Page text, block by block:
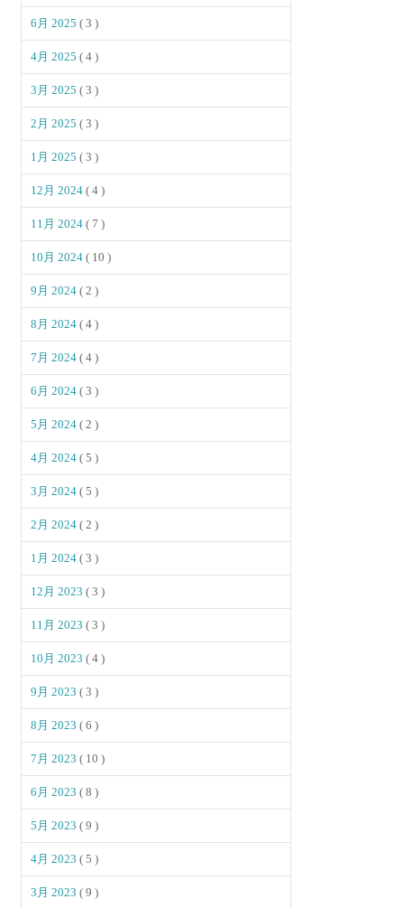
6月 2025( 3 )
4月 2025( 4 )
3月 2025( 3 )
2月 2025( 3 )
1月 2025( 3 )
12月 2024( 4 )
11月 2024( 7 )
10月 2024( 10 )
9月 2024( 2 )
8月 2024( 4 )
7月 2024( 4 )
6月 2024( 3 )
5月 2024( 2 )
4月 2024( 5 )
3月 2024( 5 )
2月 2024( 2 )
1月 2024( 3 )
12月 2023( 3 )
11月 2023( 3 )
10月 2023( 4 )
9月 2023( 3 )
8月 2023( 6 )
7月 2023( 10 )
6月 2023( 8 )
5月 2023( 9 )
4月 2023( 5 )
3月 2023( 9 )